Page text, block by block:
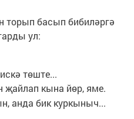
торып басып бибиләргә
ул:
төште...
җайлап кына йөр, яме.
анда бик куркыныч...